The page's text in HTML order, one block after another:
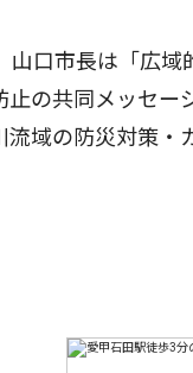
口市長は「広域
止の共同メッセ
流域の防災対策